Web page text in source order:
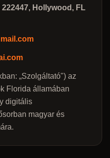
222447, Hollywood, FL
„Szolgáltató") az
Florida államában
digitális
magyar és